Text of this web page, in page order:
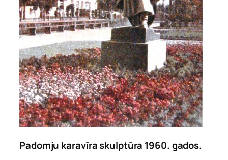
Padomju karavīra skulptūra 1960. gados.